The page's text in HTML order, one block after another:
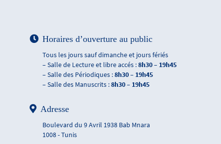
Horaires d’ouverture au public
Tous les jours sauf dimanche et jours fériés
– Salle de Lecture et libre accés :8h30 – 19h45
– Salle des Périodiques :8h30 – 19h45
– Salle des Manuscrits :8h30 – 19h45
Adresse
Boulevard du 9 Avril 1938 Bab Mnara
1008 - Tunis